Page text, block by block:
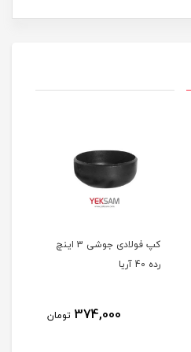
کپ فولادی جوشی 3 اینچ
رده 40 آریا
374,000 تومان